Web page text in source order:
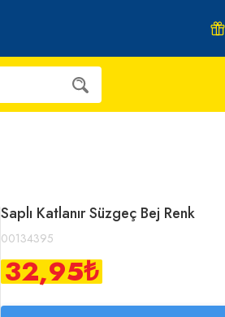
Saplı Katlanır Süzgeç Bej Renk
00134395
32,95₺